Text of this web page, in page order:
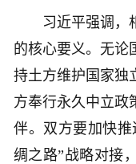
习近平强调，相
的核心要义。无论
持土方维护国家独
方奉行永久中立政
伴。双方要加快推
绸之路”战略对接